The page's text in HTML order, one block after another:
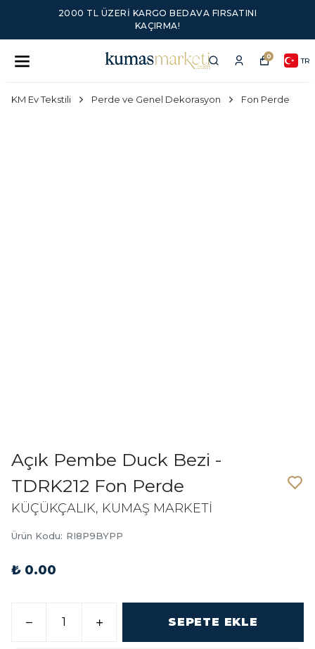
2000 TL ÜZERI KARGO BEDAVA FIRSATINI
KAÇIRMA!
0 TR
KM Ev Tekstili Perde ve Genel Dekorasyon Fon Perde
Açık Pembe Duck Bezi -
TDRK212 Fon Perde
KÜÇÜKÇALIK, KUMAŞ MARKETİ
Ürün Kodu: RI8P9BYPP
₺ 0.00
SEPETE EKLE